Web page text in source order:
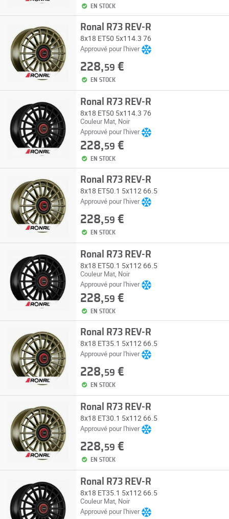
EN STOCK
Ronal R73 REV-R
8x18 ET50 5x114.3 76
Approuvé pour l'hiver
228,59 €
EN STOCK
Ronal R73 REV-R
8x18 ET50 5x114.3 76
Couleur Mat, Noir
Approuvé pour l'hiver
228,59 €
EN STOCK
Ronal R73 REV-R
8x18 ET50.1 5x112 66.5
Approuvé pour l'hiver
228,59 €
EN STOCK
Ronal R73 REV-R
8x18 ET50.1 5x112 66.5
Couleur Mat, Noir
Approuvé pour l'hiver
228,59 €
EN STOCK
Ronal R73 REV-R
8x18 ET35.1 5x112 66.5
Approuvé pour l'hiver
228,59 €
EN STOCK
Ronal R73 REV-R
8x18 ET30.1 5x112 66.5
Approuvé pour l'hiver
228,59 €
EN STOCK
Ronal R73 REV-R
8x18 ET35.1 5x112 66.5
Couleur Mat, Noir
Approuvé pour l'hiver